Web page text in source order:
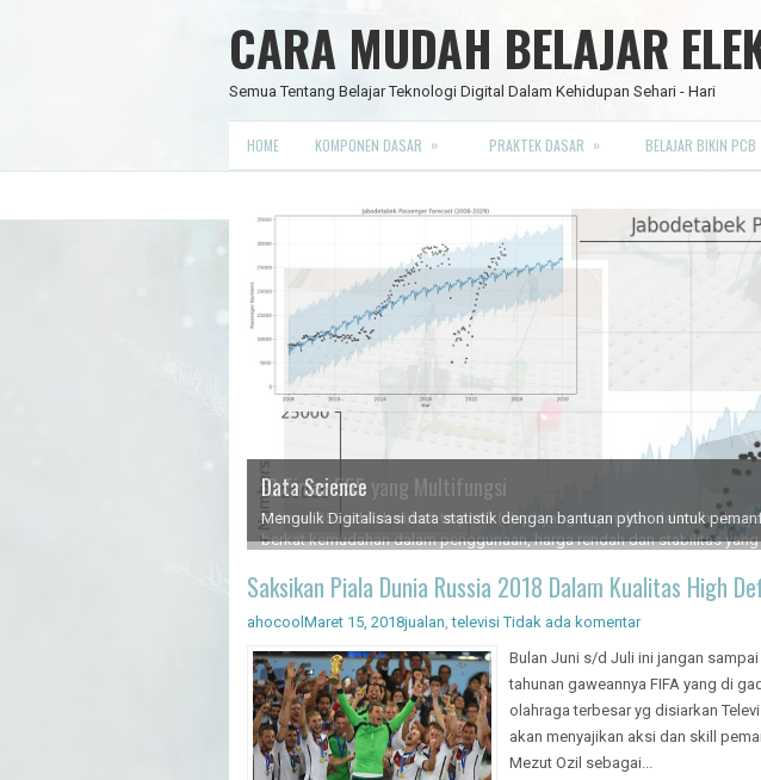
CARA MUDAH BELAJAR
Semua Tentang Belajar Teknologi Digital Dalam Kehidupan Sehari - Hari
HOME KOMPONEN DASAR » PRAKTEK DASAR » BELAJAR BIKIN PCB
IC Timer 555 yang Multifungsi
Data Science
Mengulik Digitalisasi data statistik dengan bantuan python untuk
Artificial Intelligence - Pengenalan Object
JAM DIGITAL 6 DIGIT TANPA MICRO FULL CMOS
Node Red - Kontrol Industri 4.0
Saksikan Piala Dunia Russia 2018 Dalam Kualitas High
ahocoolMaret 15, 2018jualan, televisi
Tidak ada komentar
Bulan Juni s/d Juli ini jangan
tahunan gaweannya FIFA yang di
olahraga terbesar yg disiarkan